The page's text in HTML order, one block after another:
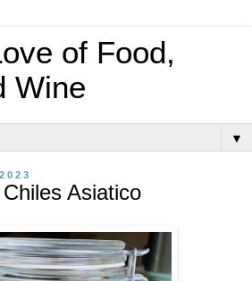
of Food,
Wine
▼
Asiatico